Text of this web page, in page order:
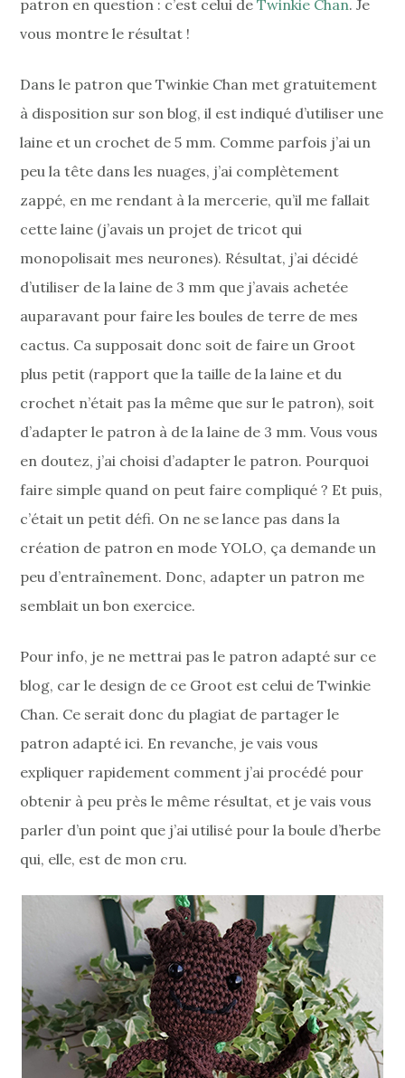
patron en question : c’est celui deTwinkie Chan. Je
vous montre le résultat !
Dans le patron que Twinkie Chan met gratuitement
à disposition sur son blog, il est indiqué d’utiliser une
laine et un crochet de 5 mm. Comme parfois j’ai un
peu la tête dans les nuages, j’ai complètement
zappé, en me rendant à la mercerie, qu’il me fallait
cette laine (j’avais un projet de tricot qui
monopolisait mes neurones). Résultat, j’ai décidé
d’utiliser de la laine de 3 mm que j’avais achetée
auparavant pour faire les boules de terre de mes
cactus. Ca supposait donc soit de faire un Groot
plus petit (rapport que la taille de la laine et du
crochet n’était pas la même que sur le patron), soit
d’adapter le patron à de la laine de 3 mm. Vous vous
en doutez, j’ai choisi d’adapter le patron. Pourquoi
faire simple quand on peut faire compliqué ? Et puis,
c’était un petit défi. On ne se lance pas dans la
création de patron en mode YOLO, ça demande un
peu d’entraînement. Donc, adapter un patron me
semblait un bon exercice.
Pour info, je ne mettrai pas le patron adapté sur ce
blog, car le design de ce Groot est celui de Twinkie
Chan. Ce serait donc du plagiat de partager le
patron adapté ici. En revanche, je vais vous
expliquer rapidement comment j’ai procédé pour
obtenir à peu près le même résultat, et je vais vous
parler d’un point que j’ai utilisé pour la boule d’herbe
qui, elle, est de mon cru.